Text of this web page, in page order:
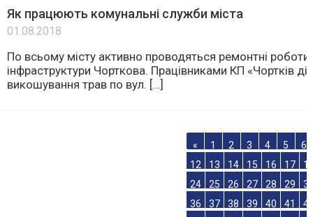
Як працюють комунальні служби міста
01.08.2018
По всьому місту активно проводяться ремонтні роботи
інфраструктури Чорткова. Працівниками КП «Чортків
викошування трав по вул. […]
« 1 2 3 4 5
6
12
13 14 15 16 17
24
25 26 27 28 29
36
37 38 39 40 41